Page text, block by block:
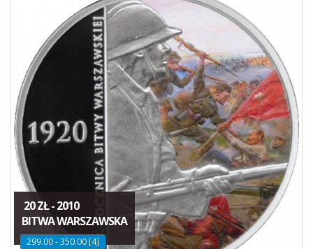
20 ZŁ - 2010
BITWA WARSZAWSKA
299.00 - 350.00 [4]